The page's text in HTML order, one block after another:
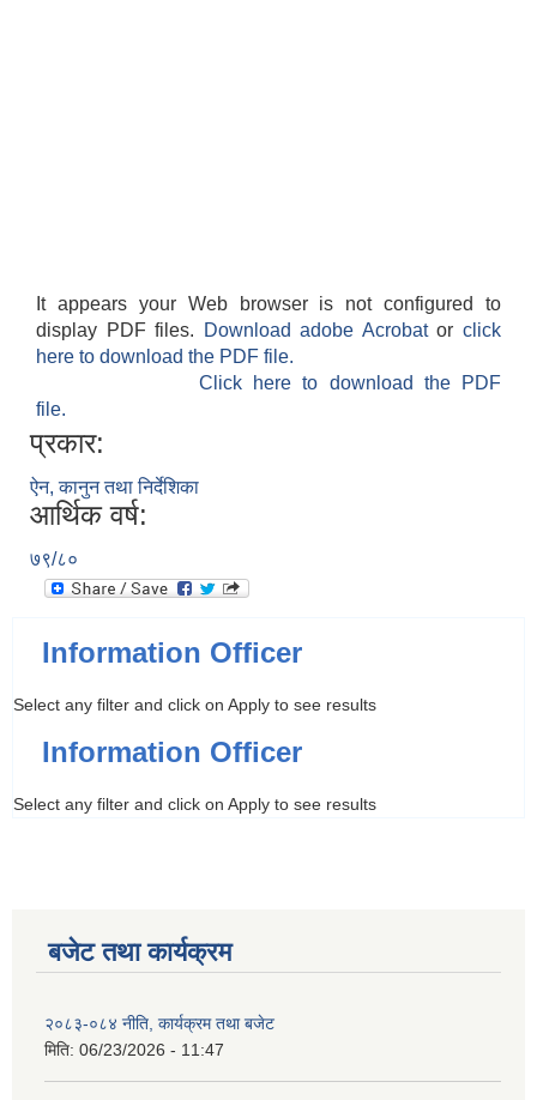
It appears your Web browser is not configured to
display PDF files.
Download adobe Acrobatorclick
here to download the PDF file.
Click here to download the PDF
file.
प्रकार:
ऐन, कानुन तथा निर्देशिका
आर्थिक वर्ष:
७९/८०
Information Officer
Select any filter and click on Apply to see results
Information Officer
Select any filter and click on Apply to see results
बजेट तथा कार्यक्रम
२०८३-०८४ नीति, कार्यक्रम तथा बजेट
मिति: 06/23/2026 - 11:47